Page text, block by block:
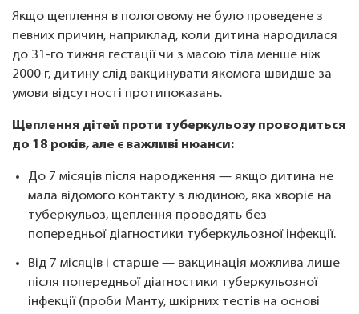
Якщо щеплення в пологовому не було проведене з
певних причин, наприклад, коли дитина народилася
до 31-го тижня гестації чи з масою тіла менше ніж
2000 г, дитину слід вакцинувати якомога швидше за
умови відсутності протипоказань.
Щеплення дітей проти туберкульозу проводиться
до 18 років, але є важливі нюанси:
До 7 місяців після народження — якщо дитина не
мала відомого контакту з людиною, яка хворіє на
туберкульоз, щеплення проводять без
попередньої діагностики туберкульозної інфекції.
Від 7 місяців і старше — вакцинація можлива лише
після попередньої діагностики туберкульозної
інфекції (проби Манту, шкірних тестів на основі